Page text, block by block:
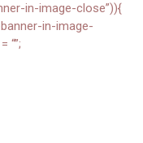
in-image-close”)){
in-image-
“”;